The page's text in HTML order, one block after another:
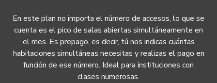
En este plan no importa el número de accesos, lo que se
cuenta es el pico de salas abiertas simultáneamente en
el mes. Es prepago, es decir, tú nos indicas cuántas
habitaciones simultáneas necesitas y realizas el pago en
función de ese número. Ideal para instituciones con
clases numerosas.